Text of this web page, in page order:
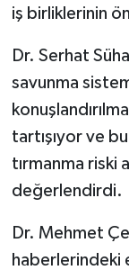
iş birliklerinin
Dr. Serhat
savunma
tartışıyor ve bu
tırmanma riski
değerlendirdi.
Dr. Mehmet
haberlerindeki